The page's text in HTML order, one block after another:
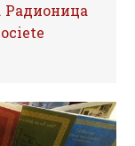
Радионица